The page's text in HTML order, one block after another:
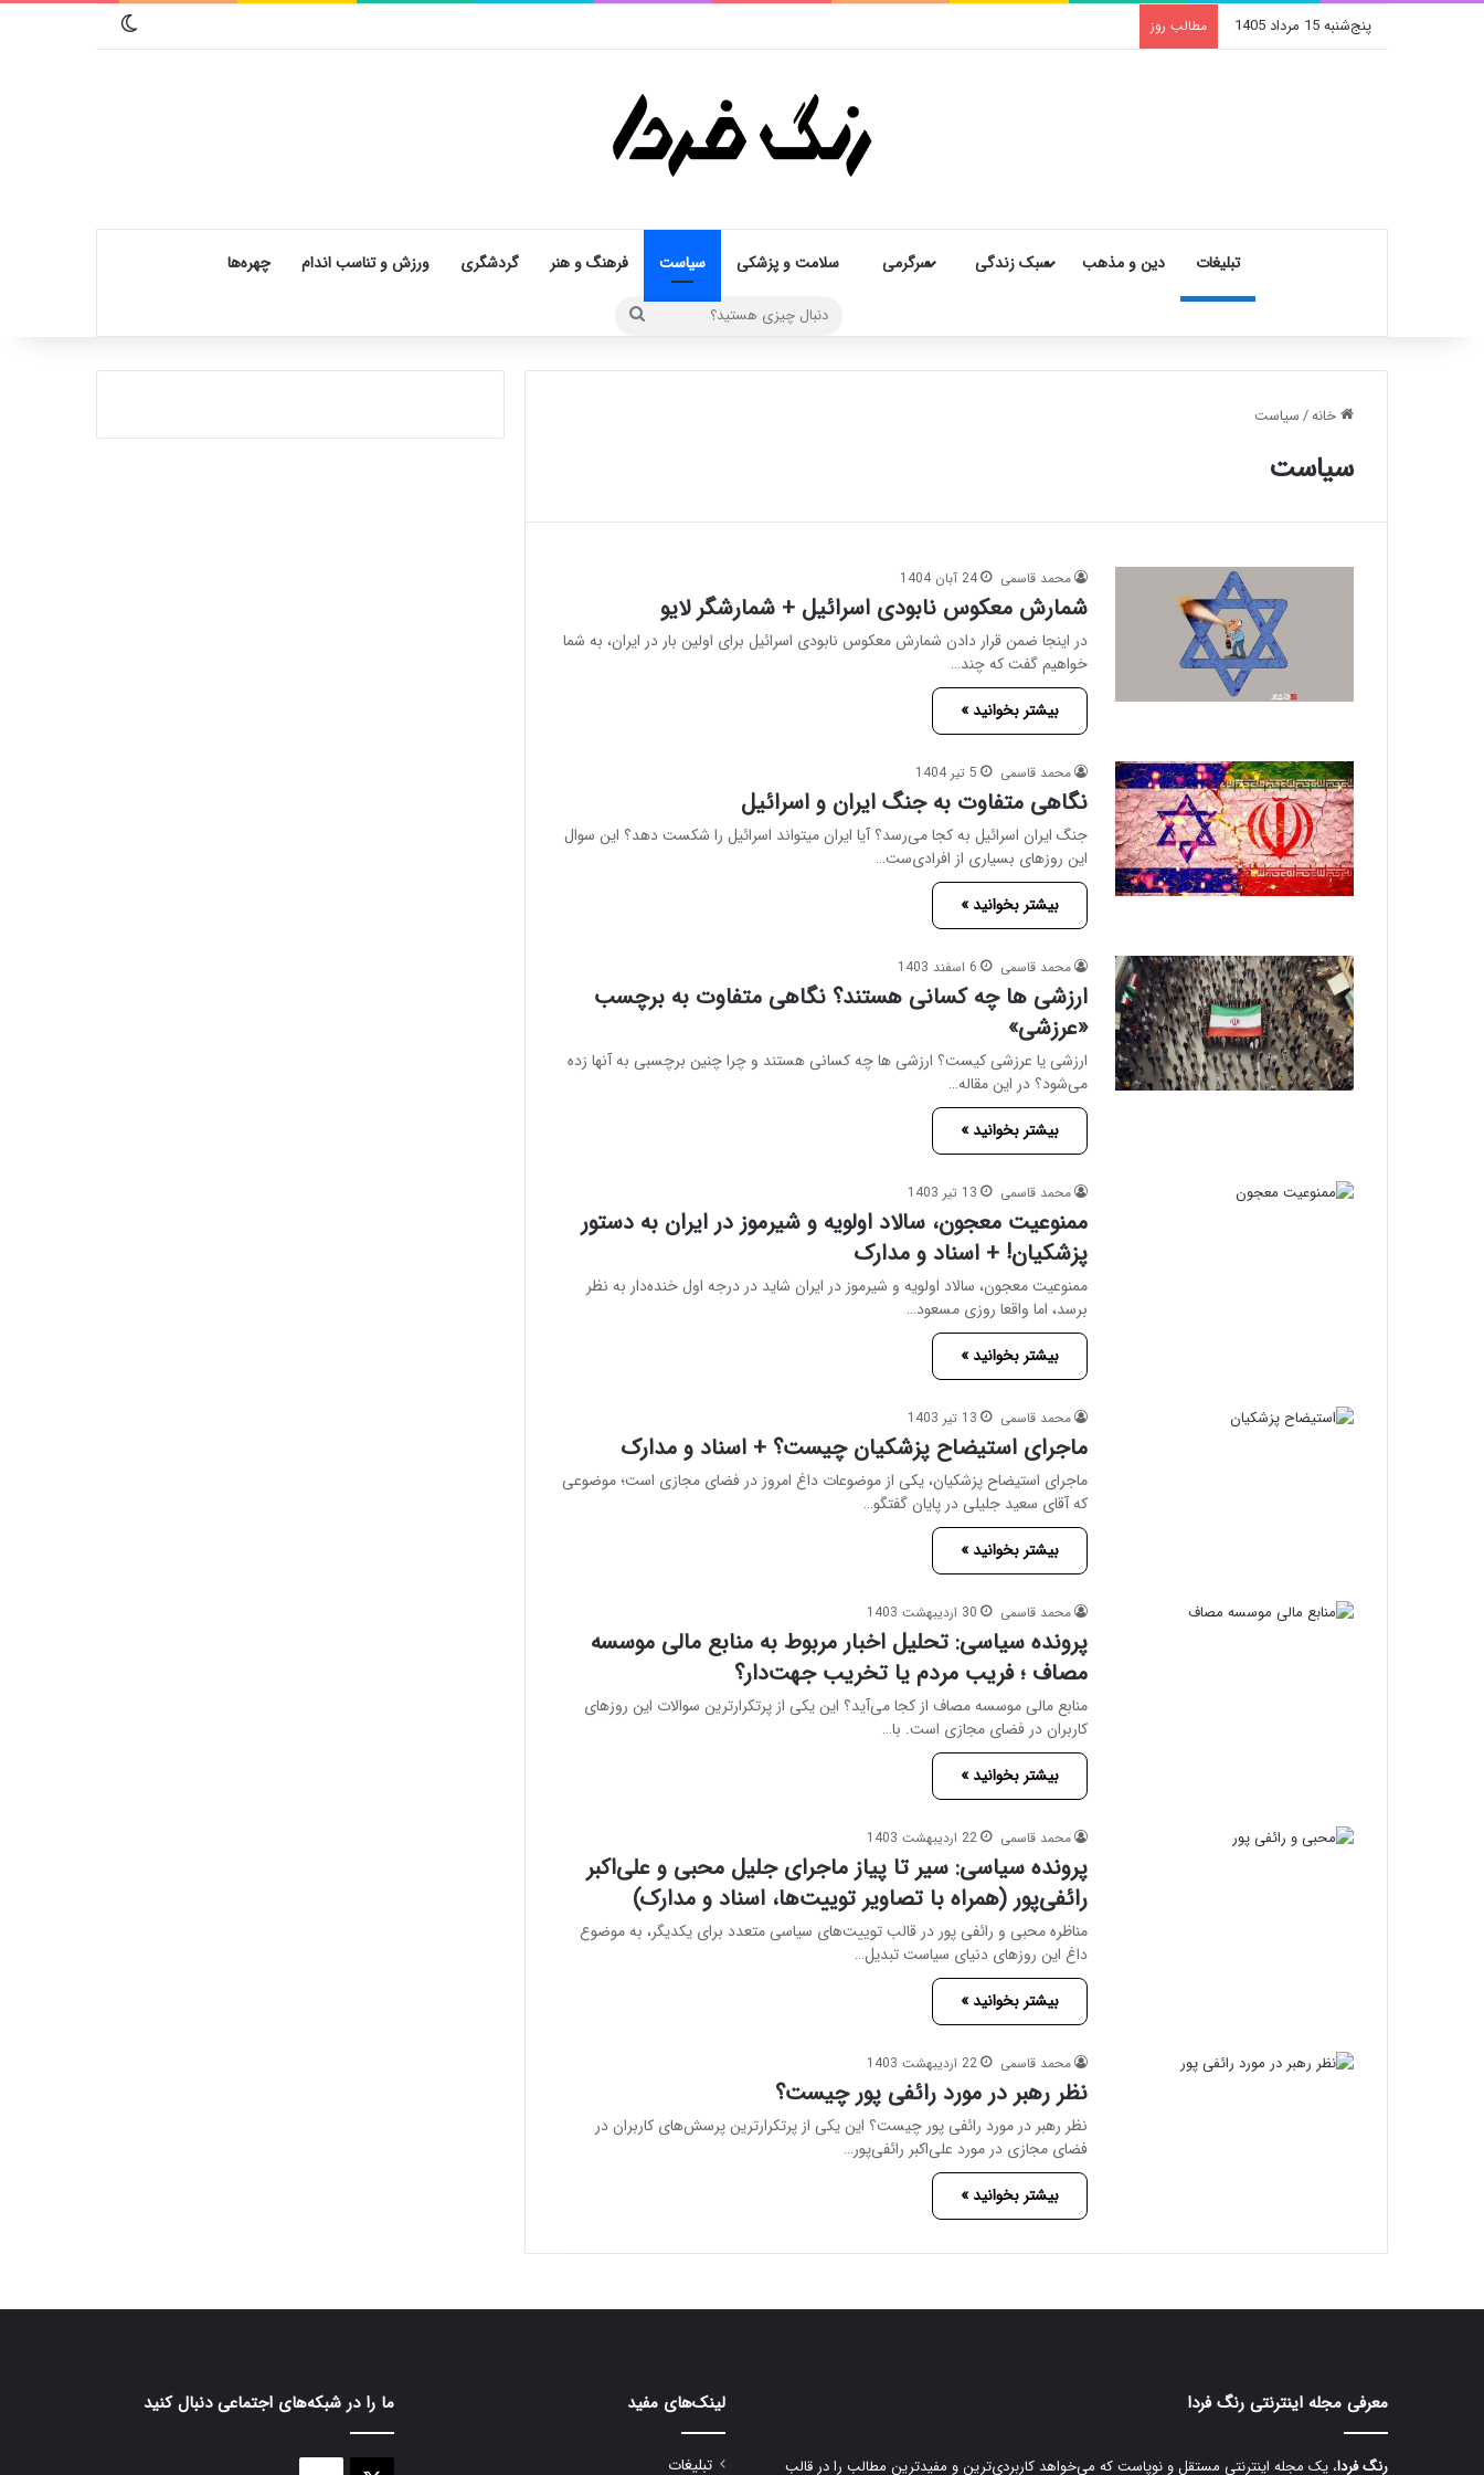
پنج‌شنبه 15 مرداد 1405 مطالب روز
تبلیغات دین و مذهب سبک زندگی سرگرمی سلامت و پزشکی سیاست فرهنگ و هنر گردشگری ورزش و تناسب اندام چهره‌ها
خانه/سیاست
سیاست
محمد قاسمی 24 آبان 1404
شمارش معکوس نابودی اسرائیل + شمارشگر لایو
در اینجا ضمن قرار دادن شمارش معکوس نابودی اسرائیل برای اولین بار در ایران، به شما
خواهیم گفت که چند…
بیشتر بخوانید »
محمد قاسمی 5 تیر 1404
نگاهی متفاوت به جنگ ایران و اسرائیل
جنگ ایران اسرائیل به کجا می‌رسد؟ آیا ایران میتواند اسرائیل را شکست دهد؟ این سوال
این روزهای بسیاری از افرادی‌ست…
بیشتر بخوانید »
محمد قاسمی 6 اسفند 1403
ارزشی ها چه کسانی هستند؟ نگاهی متفاوت به برچسب
«عرزشی»
ارزشی یا عرزشی کیست؟ ارزشی ها چه کسانی هستند و چرا چنین برچسبی به آنها زده
می‌شود؟ در این مقاله…
بیشتر بخوانید »
محمد قاسمی 13 تیر 1403
ممنوعیت معجون، سالاد اولویه و شیرموز در ایران به دستور
پزشکیان! + اسناد و مدارک
ممنوعیت معجون، سالاد اولویه و شیرموز در ایران شاید در درجه اول خنده‌دار به نظر
برسد، اما واقعا روزی مسعود…
بیشتر بخوانید »
محمد قاسمی 13 تیر 1403
ماجرای استیضاح پزشکیان چیست؟ + اسناد و مدارک
ماجرای استیضاح پزشکیان، یکی از موضوعات داغ امروز در فضای مجازی است؛ موضوعی
که آقای سعید جلیلی در پایان گفتگو…
بیشتر بخوانید »
محمد قاسمی 30 اردیبهشت 1403
پرونده سیاسی: تحلیل اخبار مربوط به منابع مالی موسسه
مصاف ؛ فریب مردم یا تخریب جهت‌دار؟
منابع مالی موسسه مصاف از کجا می‌آید؟ این یکی از پرتکرارترین سوالات این روزهای
کاربران در فضای مجازی است. با…
بیشتر بخوانید »
محمد قاسمی 22 اردیبهشت 1403
پرونده سیاسی: سیر تا پیاز ماجرای جلیل محبی و علی‌اکبر
رائفی‌پور (همراه با تصاویر توییت‌ها، اسناد و مدارک)
مناظره محبی و رائفی پور در قالب توییت‌های سیاسی متعدد برای یکدیگر، به موضوع
داغ این روزهای دنیای سیاست تبدیل…
بیشتر بخوانید »
محمد قاسمی 22 اردیبهشت 1403
نظر رهبر در مورد رائفی پور چیست؟
نظر رهبر در مورد رائفی پور چیست؟ این یکی از پرتکرارترین پرسش‌های کاربران در
فضای مجازی در مورد علی‌اکبر رائفی‌پور…
بیشتر بخوانید »
معرفی مجله اینترنتی رنگ فردا
رنگ فردا، یک مجله اینترنتی مستقل و نوپاست که می‌خواهد کاربردی‌ترین و مفیدترین مطالب را در قالب
لینک‌های مفید
تبلیغات
ما را در شبکه‌های اجتماعی دنبال کنید